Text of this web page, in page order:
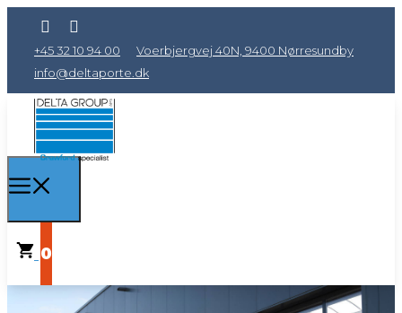
+45 32 10 94 00
Voerbjergvej 40N, 9400 Nørresundby
info@deltaporte.dk
0